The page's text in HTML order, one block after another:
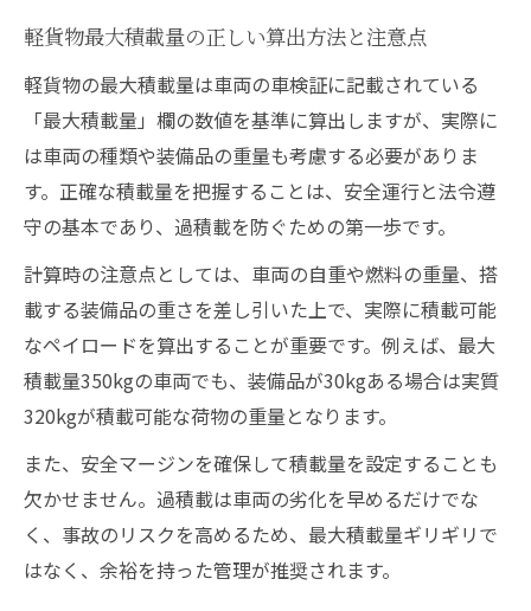
実効ペイロード最適化の新発想
軽貨物の実効ペイロードを高める最新アプ
ローチ
軽貨物成功事例に学ぶペイロード最適化戦
略
軽貨物運用で注目の実効ペイロード向上方
法
軽貨物で安全性と効率性を両立する工夫
軽貨物ペイロード最適化の現場ノウハウ共
有
荷物量アップを目指す軽貨物運用術
軽貨物で荷物量を増やすための運用改善ポ
イント
軽貨物運送の荷物効率を高める積み方の工
夫
軽貨物最大積載量の正しい算出方法と注意点
軽貨物の最大積載量は車両の車検証に記載されている
「最大積載量」欄の数値を基準に算出しますが、実際に
は車両の種類や装備品の重量も考慮する必要がありま
す。正確な積載量を把握することは、安全運行と法令遵
守の基本であり、過積載を防ぐための第一歩です。
計算時の注意点としては、車両の自重や燃料の重量、搭
載する装備品の重さを差し引いた上で、実際に積載可能
なペイロードを算出することが重要です。例えば、最大
積載量350kgの車両でも、装備品が30kgある場合は実質
320kgが積載可能な荷物の重量となります。
また、安全マージンを確保して積載量を設定することも
欠かせません。過積載は車両の劣化を早めるだけでな
く、事故のリスクを高めるため、最大積載量ギリギリで
はなく、余裕を持った管理が推奨されます。